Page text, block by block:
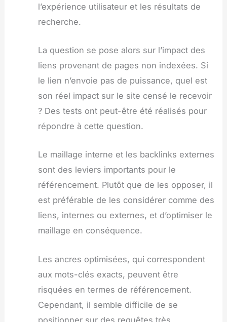
l’expérience utilisateur et les résultats de
recherche.
La question se pose alors sur l’impact des
liens provenant de pages non indexées. Si
le lien n’envoie pas de puissance, quel est
son réel impact sur le site censé le recevoir
? Des tests ont peut-être été réalisés pour
répondre à cette question.
Le maillage interne et les backlinks externes
sont des leviers importants pour le
référencement. Plutôt que de les opposer, il
est préférable de les considérer comme des
liens, internes ou externes, et d’optimiser le
maillage en conséquence.
Les ancres optimisées, qui correspondent
aux mots-clés exacts, peuvent être
risquées en termes de référencement.
Cependant, il semble difficile de se
positionner sur des requêtes très